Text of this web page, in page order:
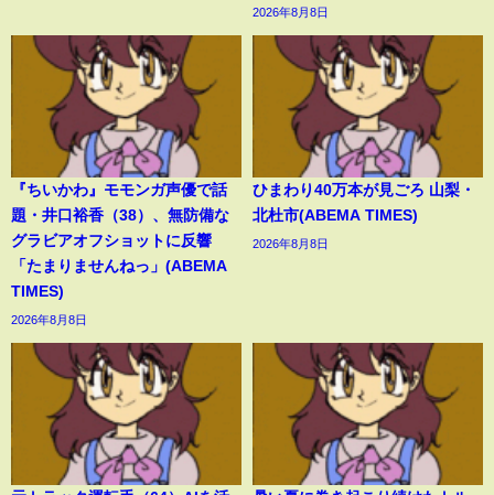
2026年8月8日
『ちいかわ』モモンガ声優で話
題・井口裕香（38）、無防備な
グラビアオフショットに反響
「たまりませんねっ」(ABEMA
TIMES)
2026年8月8日
ひまわり40万本が見ごろ 山梨・
北杜市(ABEMA TIMES)
2026年8月8日